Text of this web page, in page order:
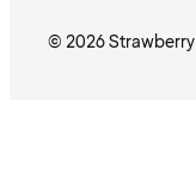
© 2026 Strawberry